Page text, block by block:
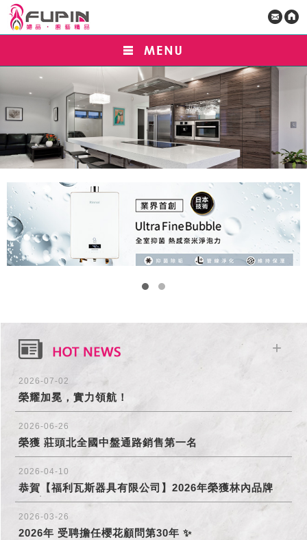
+
2026-07-02
榮耀加冕，實力領航！
2026-06-26
榮獲 莊頭北全國中盤通路銷售第一名
2026-04-10
恭賀【福利瓦斯器具有限公司】2026年榮獲林內品牌
「銷售卓越」
2026-03-26
2026年 受聘擔任櫻花顧問第30年 ✨